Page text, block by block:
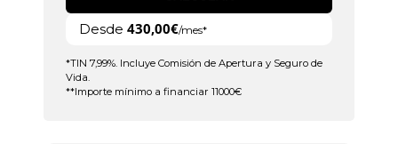
Desde 430,00€/mes*
*TIN 7,99%. Incluye Comisión de Apertura y Seguro de
Vida.
**Importe mínimo a financiar 11000€